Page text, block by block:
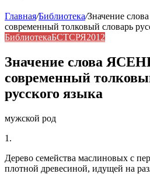
Главная/Библиотека/Значение
современный толковый словарь
БиблиотекаБСТСРЯ2012
Значение слова
современный
русского языка
мужской род
1.
Дерево семейства маслиновых с
плотной древесиной, идущей на